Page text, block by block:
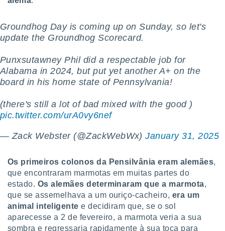
tal,
seu
ou opor-
qualquer
em “
na
de
num
para
Groundhog Day is coming up on Sunday, so let's
update the Groundhog Scorecard.
Punxsutawney Phil did a respectable job for
Alabama in 2024, but put yet another A+ on the
board in his home state of Pennsylvania!
(there's still a lot of bad mixed with the good )
pic.twitter.com/urA0vy6nef
— Zack Webster (@ZackWebWx)January 31, 2025
Os primeiros colonos da Pensilvânia eram alemães,
que encontraram marmotas em muitas partes do
estado. Os alemães determinaram que a marmota,
que se assemelhava a um ouriço-cacheiro, era um
animal inteligente e decidiram que, se o sol
aparecesse a 2 de fevereiro, a marmota veria a sua
sombra e regressaria rapidamente à sua toca para